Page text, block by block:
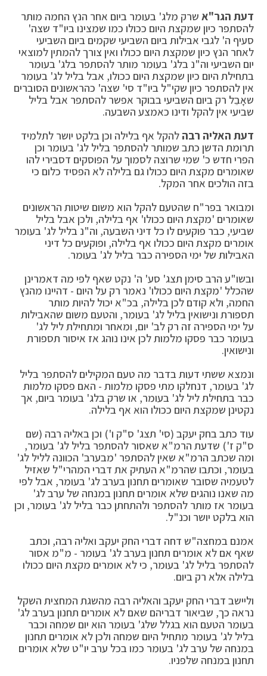
דעת הגר"א שרק מלג' בעומר ביום אחר הנץ החמה מותר
להסתפר כיון שמקצת היום ככולו כמו שמצינו ביו"ד שצה'
סעיף ה' לגבי אבילות ביום השביעי שקמים ביום השביעי
לאחר הנץ כיון שמקצת היום ככולו ואין צורך להמתין למוצאי
יום השביעי וה"נ בלג' בעומר מותר להסתפר בלג' בעומר
בתחילת היום כיון שמקצת היום ככולו, אבל בליל לג' בעומר
אין להסתפר כיון שקי"ל ביו"ד סי' שצה' כהראשונים הסוברים
שאָבֵל רק ביום השביעי בבוקר אפשר להסתפר אבל בליל
שביעי אין להקל ודינו כאמצע השבעה.
דעת האליה רבה להקל אף בלילה וכן בלקט יושר לתלמיד
תרומת הדשן כתב שמותר להסתפר בליל לג' בעומר וכן
הפרי חדש כ' שמי שרוצה לסמוך על הפוסקים דסבירי להו
שאומרים מקצת היום ככולו גם בלילה לא הפסיד כלום כי
בזה הולכים אחר המקל.
ומבואר בפר"ח שהטעם להקל הוא משום שיטות הראשונים
שאומרים 'מקצת היום ככולו' אף בלילה, ולכן אבל בליל
שביעי, כבר פוקעים לו כל דיני השבעה, וה"נ בליל לג' בעומר
אומרים מקצת היום ככולו אף בלילה, ופוקעים כל דיני
האבילות של ימי הספירה כבר בליל לג' בעומר.
ובשו"ע הרב סימן תצג' סע' ה' נקט שאף לפי מה דאמרינן
שהכלל 'מקצת היום ככולו' נאמר רק על היום - דהיינו מהנץ
החמה, ולא קודם לכן בלילה, בכ"א יכול להיות מותר
תספורת ונישואין בליל לג' בעומר, והטעם משום שהאבילות
על ימי הספירה זה רק לב' יום, ומאחר ומתחילת ליל לג'
בעומר כבר פסקו מלמות לכן אינו נוהג אז איסור תספורת
ונישואין.
ונמצא ששתי דעות בדבר מה טעם המקילים להסתפר בליל
לג' בעומר, דנחלקו מתי פסקו מלמות - האם פסקו מלמות
כבר בתחילת ליל לג' בעומר, או שרק בלג' בעומר ביום, אך
נקטינן שמקצת היום ככולו הוא אף בלילה.
עוד כתב בחק יעקב (סי' תצג' ס"ק ו') וכן באליה רבה (שם
ס"ק ז') שדעת הרמ"א שאסור להסתפר בליל לג' בעומר,
ומה שכתב הרמ"א שאין להסתפר 'מבערב' הכוונה לליל לג'
בעומר, וכתבו שהרמ"א העתיק את דברי המהרי"ל שאזיל
לטעמיה שסובר שאומרים תחנון בערב לג' בעומר, אבל לפי
מה שאנו נוהגים שלא אומרים תחנון במנחה של ערב לג'
בעומר אז מותר להסתפר ולהתחתן כבר בליל לג' בעומר, וכן
הוא בלקט יושר וכנ"ל.
אמנם במחצה"ש דחה דברי החק יעקב ואליה רבה, וכתב
שאף אם לא אומרים תחנון בערב לג' בעומר - מ"מ אסור
להסתפר בליל לג' בעומר, כי לא אומרים מקצת היום ככולו
בלילה אלא רק ביום.
וליישב דברי החק יעקב והאליה רבה מהשגת המחצית השקל
נראה כך, שביאור דבריהם שאם לא אומרים תחנון בערב לג'
בעומר הטעם הוא בגלל שלג' בעומר הוא יום שמחה וכבר
בליל לג' בעומר מתחיל היום שמחה ולכן לא אומרים תחנון
במנחה של ערב לג' בעומר כמו בכל ערב יו"ט שלא אומרים
תחנון במנחה שלפניו.